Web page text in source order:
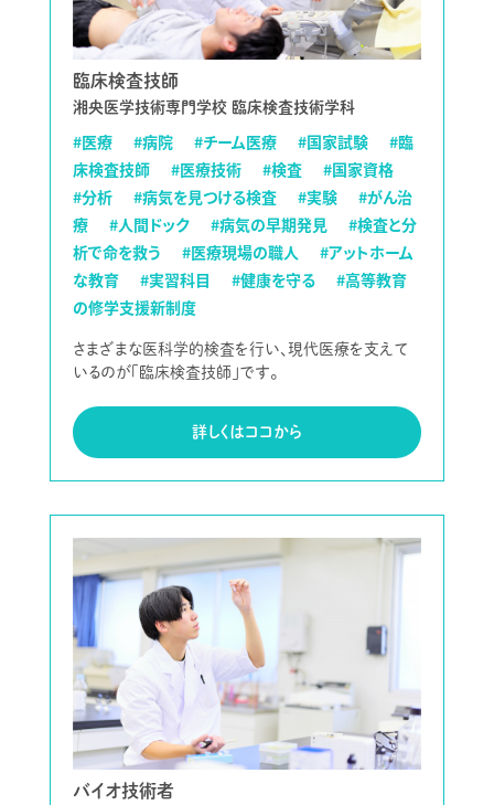
臨床検査技師
湘央医学技術専門学校 臨床検査技術学科
#医療 #病院 #チーム医療 #国家試験
#臨
床検査技師
#医療技術 #検査
#国家資格
#分析
#病気を見つける検査 #実験
#がん治
療
#人間ドック #病気の早期発見
#検査と分
析で命を救う
#医療現場の職人
#アットホーム
な教育
#実習科目 #健康を守る
#高等教育
の修学支援新制度
さまざまな医科学的検査を行い、現代医療を支えて
いるのが「臨床検査技師」です。
詳しくはココから
バイオ技術者